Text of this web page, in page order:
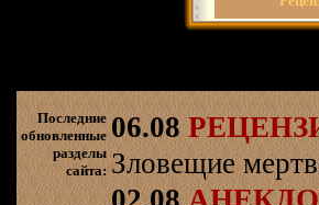
Последние
обновленные
разделы
сайта:
06.08
Зловещие